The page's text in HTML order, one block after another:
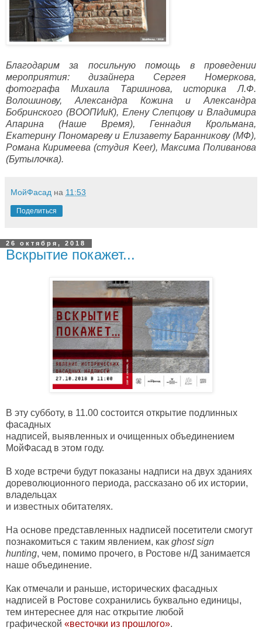
Благодарим за посильную помощь в проведении
мероприятия: дизайнера Сергея Номеркова,
фотографа Михаила Таршинова, историка Л.Ф.
Волошинову, Александра Кожина и Александра
Бобринского (ВООПИиК), Елену Слепцову и Владимира
Апарина (Наше Время), Геннадия Крольмана,
Екатерину Пономареву и Елизавету Баранникову (МФ),
Романа Киримеева (студия Keer), Максима Поливанова
(Бутылочка).
МойФасад на 11:53
Поделиться
26 октября, 2018
Вскрытие покажет...
В эту субботу, в 11.00 состоится открытие подлинных
фасадных
надписей, выявленных и очищенных объединением
МойФасад в этом году.
В ходе встречи будут показаны надписи на двух зданиях
дореволюционного периода, рассказано об их истории,
владельцах
и известных обитателях.
На основе представленных надписей посетители смогут
познакомиться с таким явлением, как ghost sign
hunting, чем, помимо прочего, в Ростове н/Д занимается
наше объединение.
Как отмечали и раньше, исторических фасадных
надписей в Ростове сохранились буквально единицы,
тем интереснее для нас открытие любой
графической «весточки из прошлого»